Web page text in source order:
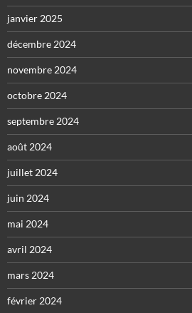
janvier 2025
décembre 2024
novembre 2024
octobre 2024
septembre 2024
août 2024
juillet 2024
juin 2024
mai 2024
avril 2024
mars 2024
février 2024